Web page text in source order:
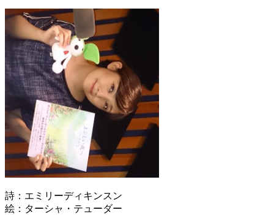
詩：エミリーディキンスン
絵：ターシャ・テューダー